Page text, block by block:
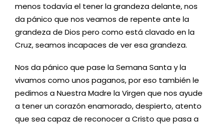
menos todavía el tener la grandeza delante, nos
da pánico que nos veamos de repente ante la
grandeza de Dios pero como está clavado en la
Cruz, seamos incapaces de ver esa grandeza.
Nos da pánico que pase la Semana Santa y la
vivamos como unos paganos, por eso también le
pedimos a Nuestra Madre la Virgen que nos ayude
a tener un corazón enamorado, despierto, atento
que sea capaz de reconocer a Cristo que pasa a